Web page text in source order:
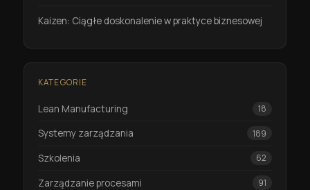
Kaizen: Ciągłe doskonalenie w praktyce biznesowej
KATEGORIE
Lean Manufacturing 18
Systemy zarządzania 189
Szkolenia 62
Zarządzanie procesami 91